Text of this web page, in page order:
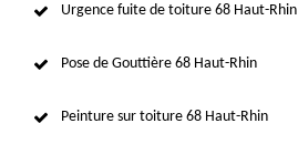
Urgence fuite de toiture 68 Haut-Rhin
Pose de Gouttière 68 Haut-Rhin
Peinture sur toiture 68 Haut-Rhin